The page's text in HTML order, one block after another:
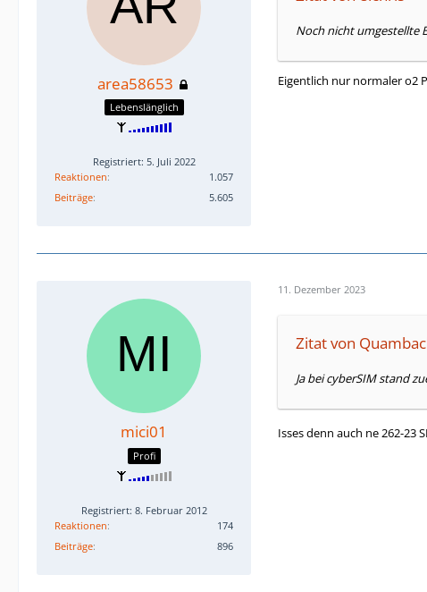
area58653
Lebenslänglich
Registriert: 5. Juli 2022
Reaktionen
1.057
Beiträge
5.605
Noch nicht umgestellte
Eigentlich nur normaler o2
mici01
Profi
Registriert: 8. Februar 2012
Reaktionen
174
Beiträge
896
11. Dezember 2023
Zitat von
Ja bei cyberSIM stand
Isses denn auch ne 262-23